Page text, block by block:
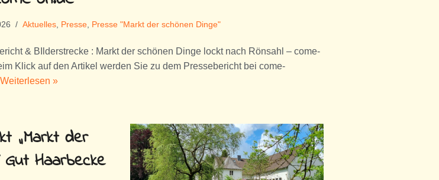
Aktuelles, Presse, Presse "Markt der schönen Dinge"
& BIlderstrecke : Markt der schönen Dinge lockt nach Rönsahl – come-
Klick auf den Artikel werden Sie zu dem Pressebericht bei come-
Weiterlesen »
„Markt der
Haarbecke